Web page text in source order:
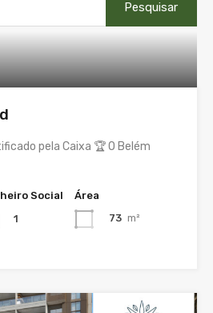
por:
pela Caixa 🏆 O Belém
Social
1
Área
73 m²